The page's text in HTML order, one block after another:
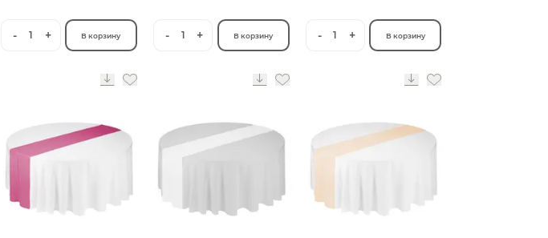
- 1 + В корзину - 1 + В корзину - 1 + В корзину